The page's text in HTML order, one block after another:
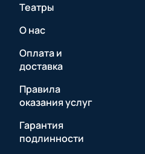
Театры
О нас
Оплата и
доставка
Правила
оказания услуг
Гарантия
подлинности